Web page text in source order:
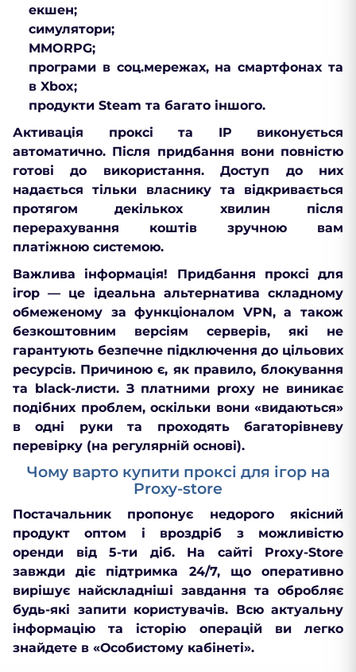
екшен;
симулятори;
MMORPG;
програми в соц.мережах, на смартфонах та
в Xbox;
продукти Steam та багато іншого.
Активація проксі та IP виконується
автоматично. Після придбання вони повністю
готові до використання. Доступ до них
надається тільки власнику та відкривається
протягом декількох хвилин після
перерахування коштів зручною вам
платіжною системою.
Важлива інформація! Придбання проксі для
ігор — це ідеальна альтернатива складному
обмеженому за функціоналом VPN, а також
безкоштовним версіям серверів, які не
гарантують безпечне підключення до цільових
ресурсів. Причиною є, як правило, блокування
та black-листи. З платними рroxy не виникає
подібних проблем, оскільки вони «видаються»
в одні руки та проходять багаторівневу
перевірку (на регулярній основі).
Чому варто купити проксі для ігор на
Proxy-store
Постачальник пропонує недорого якісний
продукт оптом і вроздріб з можливістю
оренди від 5-ти діб. На сайті Proxy-Store
завжди діє підтримка 24/7, що оперативно
вирішує найскладніші завдання та обробляє
будь-які запити користувачів. Всю актуальну
інформацію та історію операцій ви легко
знайдете в «Особистому кабінеті».